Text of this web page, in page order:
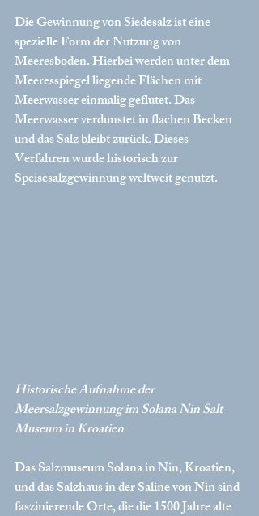
Die Gewinnung von Siedesalz ist eine
spezielle Form der Nutzung von
Meeresboden. Hierbei werden unter dem
Meeresspiegel liegende Flächen mit
Meerwasser einmalig geflutet. Das
Meerwasser verdunstet in flachen Becken
und das Salz bleibt zurück. Dieses
Verfahren wurde historisch zur
Speisesalzgewinnung weltweit genutzt.
Historische Aufnahme der
Meersalzgewinnung im Solana Nin Salt
Museum in Kroatien
Das Salzmuseum Solana in Nin, Kroatien,
und das Salzhaus in der Saline von Nin sind
faszinierende Orte, die die 1500 Jahre alte